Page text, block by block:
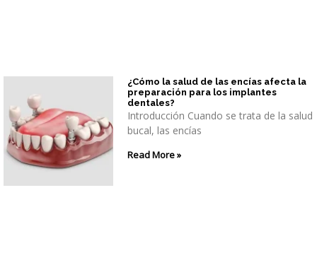
¿Cómo la salud de las encías afecta la
preparación para los implantes
dentales?
Introducción Cuando se trata de la salud
bucal, las encías
Read More »